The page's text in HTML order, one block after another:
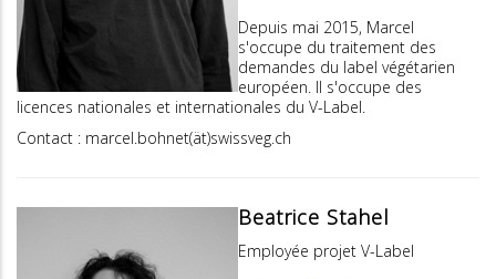
Depuis mai 2015, Marcel
s'occupe du traitement des
demandes du label végétarien
européen. Il s'occupe des
licences nationales et internationales du V-Label.
Contact : marcel.bohnet(ät)swissveg.ch
Beatrice Stahel
Employée projet V-Label